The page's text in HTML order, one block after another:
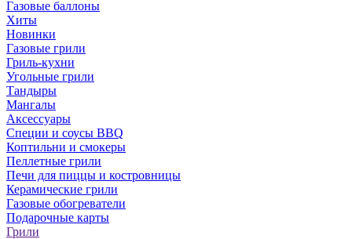
Газовые баллоны
Хиты
Новинки
Газовые грили
Гриль-кухни
Угольные грили
Тандыры
Мангалы
Аксессуары
Специи и соусы BBQ
Коптильни и смокеры
Пеллетные грили
Печи для пиццы и костровницы
Керамические грили
Газовые обогреватели
Подарочные карты
Грили